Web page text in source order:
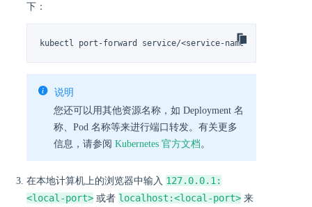
下：
kubectl port-forward service/<service-name> :<service-
说明
您还可以用其他资源名称，如 Deployment 名
称、Pod 名称等来进行端口转发。有关更多
信息，请参阅 Kubernetes 官方文档。
在本地计算机上的浏览器中输入 127.0.0.1:
<local-port> 或者 localhost:<local-port> 来